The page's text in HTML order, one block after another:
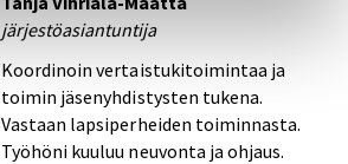
järjestöasiantuntija
Koordinoin vertaistukitoimintaa ja
toimin jäsenyhdistysten tukena.
Vastaan lapsiperheiden toiminnasta.
Työhöni kuuluu neuvonta ja ohjaus.